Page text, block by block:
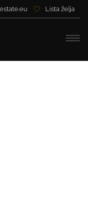
Lista želja